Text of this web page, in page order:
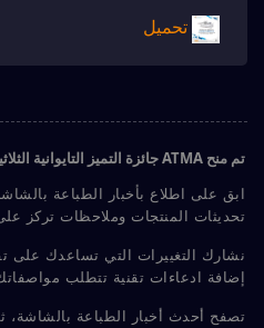
تحميل
تم منح ATMA جائزة التميز التايوانية الثلاثين | ATMA
تحديثات المنتجات وملاحظات تركز
نشارك التغييرات التي تساعدك
إضافة ادعاءات تقنية تتطلب